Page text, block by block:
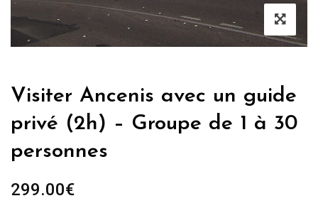
Visiter Ancenis avec un guide
privé (2h) – Groupe de 1 à 30
personnes
299.00€